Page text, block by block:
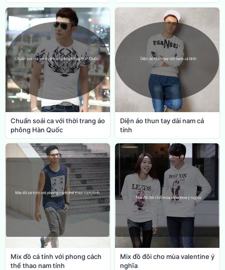
Chuẩn soái ca với thời trang áo
phông Hàn Quốc
Diện áo thun tay dài nam cá
tính
Mix đồ cá tính với phong cách
thể thao nam tính
Mix đồ đôi cho mùa valentine ý
nghĩa